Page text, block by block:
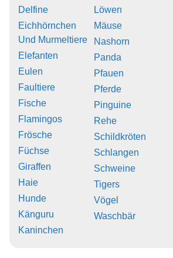
Delfine
Eichhörnchen
Und Murmeltiere
Elefanten
Eulen
Faultiere
Fische
Flamingos
Frösche
Füchse
Giraffen
Haie
Hunde
Känguru
Kaninchen
Löwen
Mäuse
Nashorn
Panda
Pfauen
Pferde
Pinguine
Rehe
Schildkröten
Schlangen
Schweine
Tigers
Vögel
Waschbär